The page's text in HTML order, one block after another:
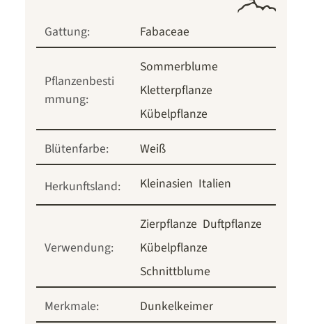
Gattung: Fabaceae
Pflanzenbesti
mmung:
Sommerblume
Kletterpflanze
Kübelpflanze
Blütenfarbe:
Weiß
Herkunftsland: Kleinasien Italien
Verwendung:
Zierpflanze Duftpflanze
Kübelpflanze
Schnittblume
Merkmale:
Dunkelkeimer